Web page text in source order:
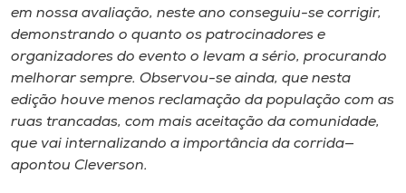
em nossa avaliação, neste ano conseguiu-se corrigir,
demonstrando o quanto os patrocinadores e
organizadores do evento o levam a sério, procurando
melhorar sempre. Observou-se ainda, que nesta
edição houve menos reclamação da população com as
ruas trancadas, com mais aceitação da comunidade,
que vai internalizando a importância da corrida—
apontou Cleverson.